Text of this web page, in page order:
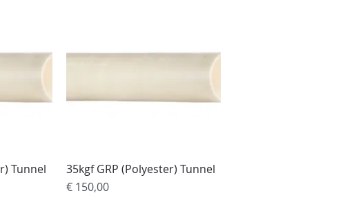
Tunnel
Snel overzicht
35kgf GRP (Polyester) Tunnel
Prijs
€ 150,00